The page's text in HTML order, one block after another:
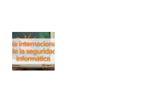
Next
post: